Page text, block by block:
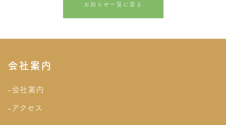
お知らせ一覧に戻る
会社案内
-会社案内
-アクセス